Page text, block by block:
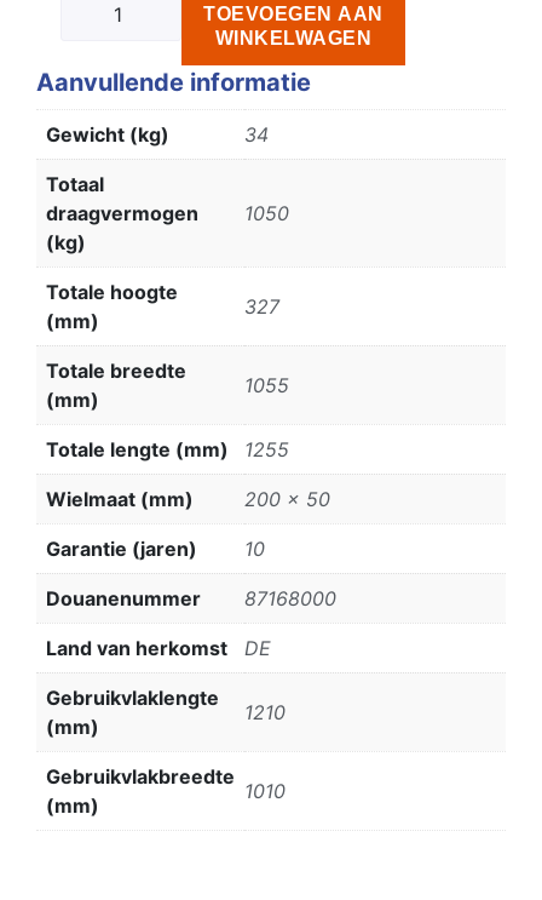
TOEVOEGEN AAN
WINKELWAGEN
Aanvullende informatie
Gewicht (kg) 34
Totaal
draagvermogen
(kg)
1050
Totale hoogte
(mm)
327
Totale breedte
(mm)
1055
Totale lengte (mm) 1255
Wielmaat (mm) 200 x 50
Garantie (jaren) 10
Douanenummer 87168000
Land van herkomst DE
Gebruikvlaklengte
(mm)
1210
Gebruikvlakbreedte
(mm)
1010